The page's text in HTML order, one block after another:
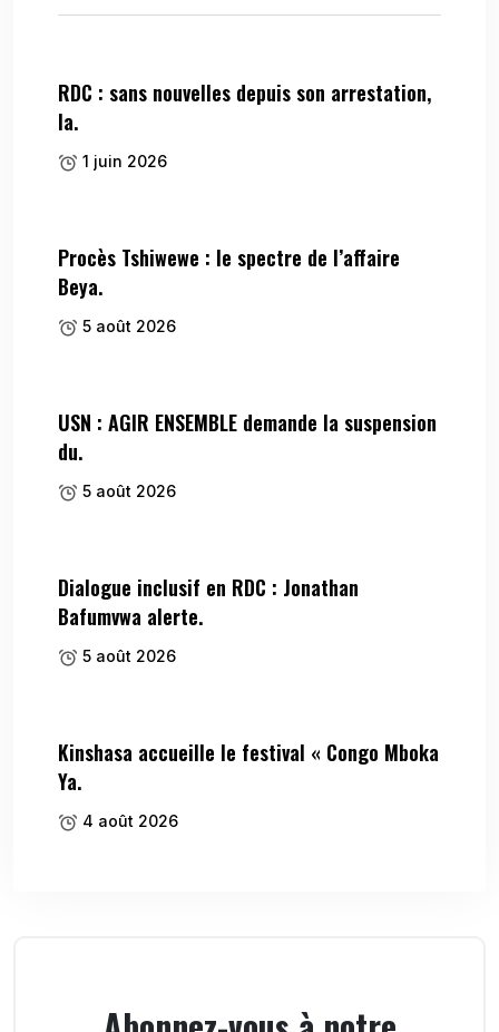
RDC : sans nouvelles depuis son arrestation,
la.
1 juin 2026
Procès Tshiwewe : le spectre de l’affaire
Beya.
5 août 2026
USN : AGIR ENSEMBLE demande la suspension
du.
5 août 2026
Dialogue inclusif en RDC : Jonathan
Bafumvwa alerte.
5 août 2026
Kinshasa accueille le festival « Congo Mboka
Ya.
4 août 2026